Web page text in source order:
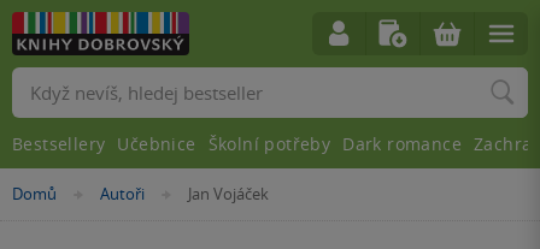
Nacházíte
Domů »Autoři »Jan Vojáček
Vyhledávání
Bestsellery Učebnice Školní potřeby Dark romance